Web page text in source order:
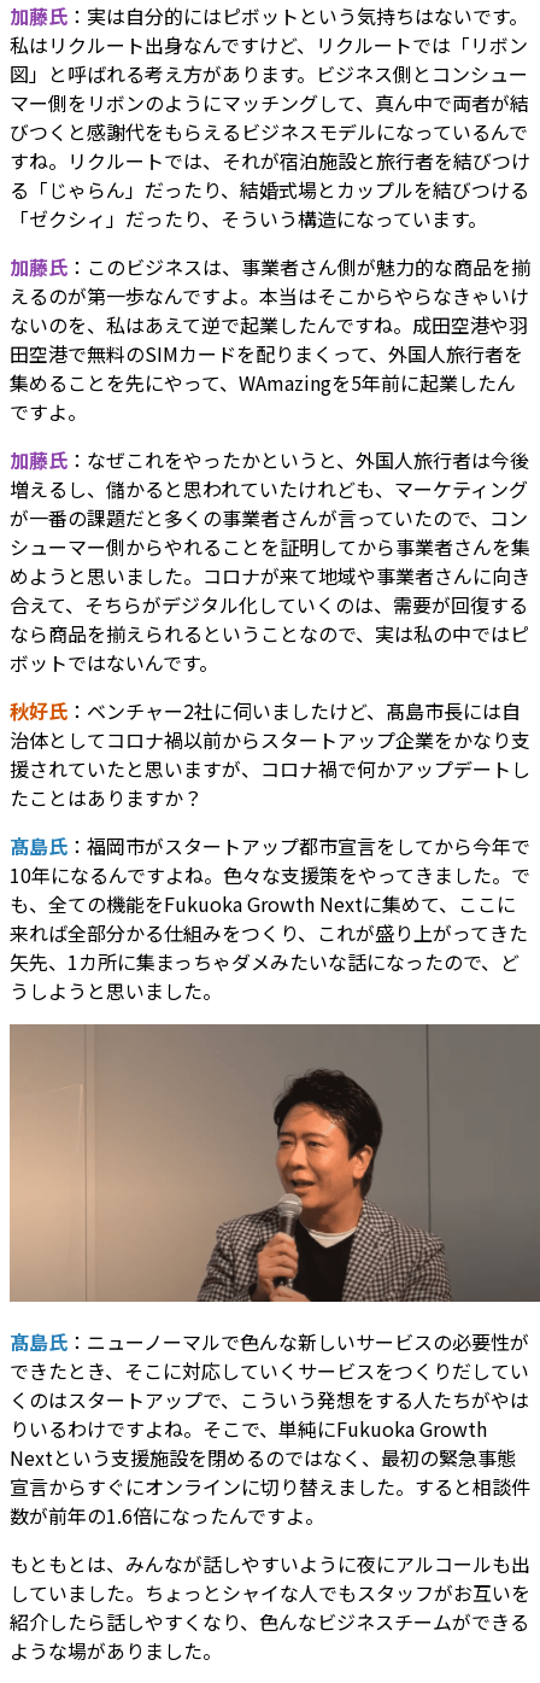
加藤氏 ：実は自分的にはピボットという気持ちはないです。
私はリクルート出身なんですけど、リクルートでは「リボン
図」と呼ばれる考え方があります。ビジネス側とコンシュー
マー側をリボンのようにマッチングして、真ん中で両者が結
びつくと感謝代をもらえるビジネスモデルになっているんで
すね。リクルートでは、それが宿泊施設と旅行者を結びつけ
る「じゃらん」だったり、結婚式場とカップルを結びつける
「ゼクシィ」だったり、そういう構造になっています。
加藤氏 ：このビジネスは、事業者さん側が魅力的な商品を揃
えるのが第一歩なんですよ。本当はそこからやらなきゃいけ
ないのを、私はあえて逆で起業したんですね。成田空港や羽
田空港で無料のSIMカードを配りまくって、外国人旅行者を
集めることを先にやって、WAmazingを5年前に起業したん
ですよ。
加藤氏 ：なぜこれをやったかというと、外国人旅行者は今後
増えるし、儲かると思われていたけれども、マーケティング
が一番の課題だと多くの事業者さんが言っていたので、コン
シューマー側からやれることを証明してから事業者さんを集
めようと思いました。コロナが来て地域や事業者さんに向き
合えて、そちらがデジタル化していくのは、需要が回復する
なら商品を揃えられるということなので、実は私の中ではピ
ボットではないんです。
秋好氏 ：ベンチャー2社に伺いましたけど、髙島市長には自
治体としてコロナ禍以前からスタートアップ企業をかなり支
援されていたと思いますが、コロナ禍で何かアップデートし
たことはありますか？
髙島氏 ：福岡市がスタートアップ都市宣言をしてから今年で
10年になるんですよね。色々な支援策をやってきました。で
も、全ての機能をFukuoka Growth Nextに集めて、ここに
来れば全部分かる仕組みをつくり、これが盛り上がってきた
矢先、1カ所に集まっちゃダメみたいな話になったので、ど
うしようと思いました。
髙島氏 ：ニューノーマルで色んな新しいサービスの必要性が
できたとき、そこに対応していくサービスをつくりだしてい
くのはスタートアップで、こういう発想をする人たちがやは
りいるわけですよね。そこで、単純にFukuoka Growth
Nextという支援施設を閉めるのではなく、最初の緊急事態
宣言からすぐにオンラインに切り替えました。すると相談件
数が前年の1.6倍になったんですよ。
もともとは、みんなが話しやすいように夜にアルコールも出
していました。ちょっとシャイな人でもスタッフがお互いを
紹介したら話しやすくなり、色んなビジネスチームができる
ような場がありました。